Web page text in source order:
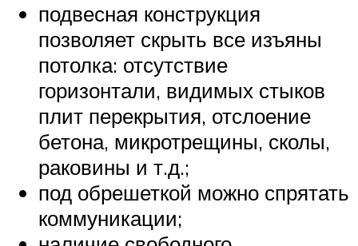
подвесная конструкция
позволяет скрыть все изъяны
потолка: отсутствие
горизонтали, видимых стыков
плит перекрытия, отслоение
бетона, микротрещины, сколы,
раковины и т.д.;
под обрешеткой можно спрятать
коммуникации;